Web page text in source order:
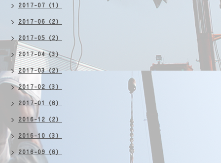
2017-07（1）
2017-06（2）
2017-05（2）
2017-04（3）
2017-03（2）
2017-02（3）
2017-01（6）
2016-12（2）
2016-10（3）
2016-09（6）